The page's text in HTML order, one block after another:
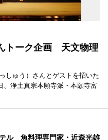
トーク企画 天文物理
しゅう）さんとゲストを招いた
、浄土真宗本願寺派・本願寺富
ル 魚料理専門家・近森光雄